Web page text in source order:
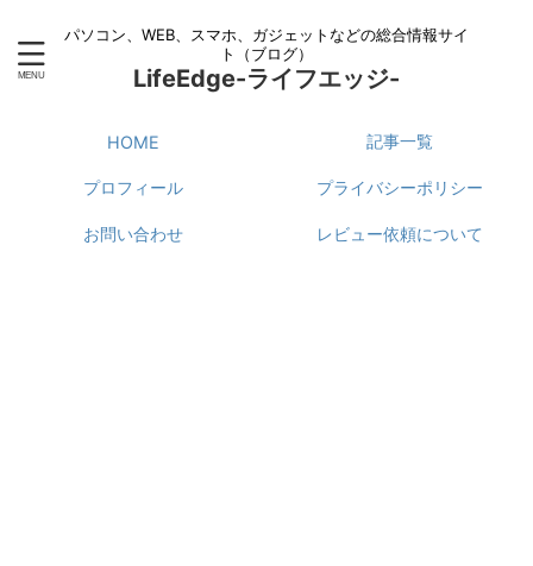
パソコン、WEB、スマホ、ガジェットなどの総合情報サイ
ト（ブログ）
LifeEdge-ライフエッジ-
HOME 記事一覧
プロフィール プライバシーポリシー
お問い合わせ レビュー依頼について